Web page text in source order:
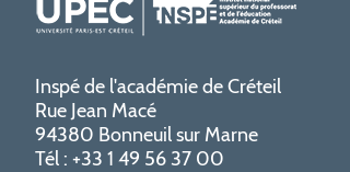
Inspé de l'académie de Créteil
Rue Jean Macé
94380 Bonneuil sur Marne
Tél : +33 1 49 56 37 00